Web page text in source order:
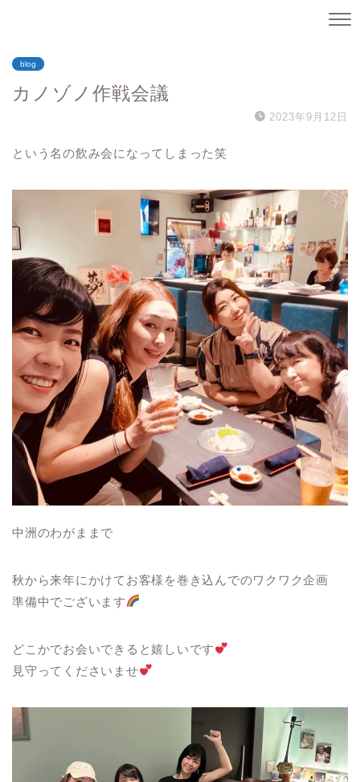
blog
カノゾノ作戦会議
2023年9月12日
という名の飲み会になってしまった笑
中洲のわがままで
秋から来年にかけてお客様を巻き込んでのワクワク企画
準備中でございます
どこかでお会いできると嬉しいです
見守ってくださいませ